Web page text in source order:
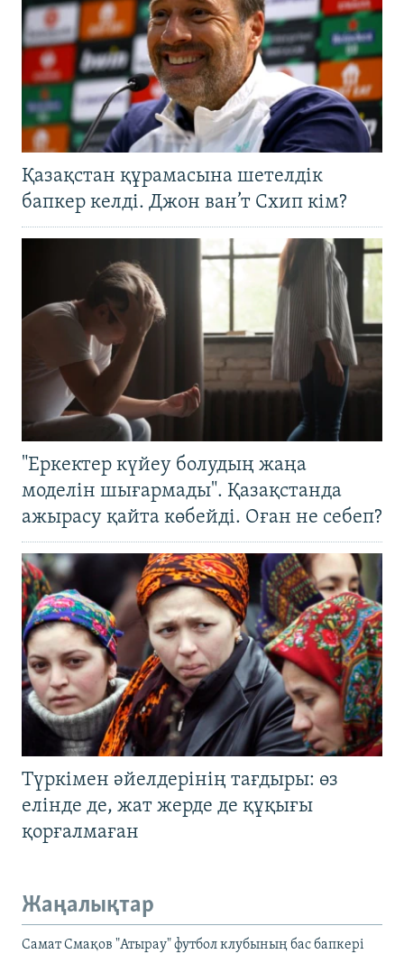
Қазақстан құрамасына шетелдік
бапкер келді. Джон ван’т Схип кім?
"Еркектер күйеу болудың жаңа
моделін шығармады". Қазақстанда
ажырасу қайта көбейді. Оған не себеп?
Түркімен әйелдерінің тағдыры: өз
елінде де, жат жерде де құқығы
қорғалмаған
Жаңалықтар
Самат Смақов "Атырау" футбол клубының бас бапкері